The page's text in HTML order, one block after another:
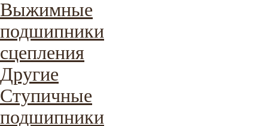
Выжимные
подшипники
сцепления
Другие
Ступичные
подшипники